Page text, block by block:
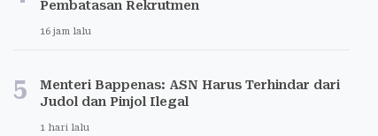
Pembatasan Rekrutmen
16 jam lalu
5
Menteri Bappenas: ASN Harus Terhindar dari
Judol dan Pinjol Ilegal
1 hari lalu